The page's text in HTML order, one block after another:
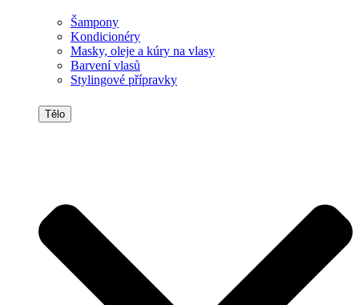
Šampony
Kondicionéry
Masky, oleje a kúry na vlasy
Barvení vlasů
Stylingové přípravky
Tělo